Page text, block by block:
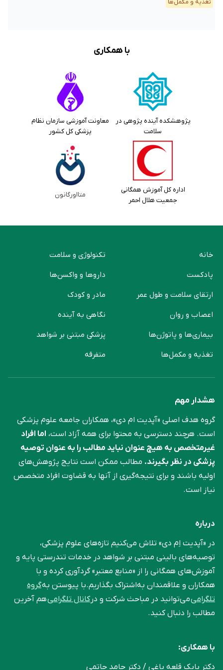
تغذیه و مکمل‌ها
با همکاری
پژوهشکده آینده پژوهی در
سلامت
معاونت آموزشی سازمان نظام
پزشکی کل کشور
اداره کل آموزش همگانی
جمعیت هلال احمر
متااورگانون
خانه
پادکست
ارتقای سلامت و طول عمر
اعصاب و روان
بیماری‌ها و پاتوژن‌ها
تغذیه و مکمل‌ها
تکنولوژی و سلامت
دارو‌ها و واکسن‌ها
مادر و کودک
نگاهی به آینده
پزشکی مبتنی بر شواهد
متفرقه
هشدار مهم
گروه هدف اصلی «آپدیت ام دی»، همکاران جامعه علوم ‌پزشکی
است. هرچند دسترسی به محتوا برای همه آزاد است، اما افراد
غیرمتخصص به هیچ عنوان نباید مطالب را به عنوان توصیه
پزشکی در نظر بگیرند. مطالب ممکن است نتایج پژوهش‌های
اولیه باشند و برای نتیجه‌گیری از آنها به قضاوت افراد متخصص
نیاز است.
درباره
در «آپدیت اِم دی» تلاش می‌کنیم تازه‌های علوم پزشکی،
توصیه‌های بالینی مبتنی بر شواهد در خدمات تندرستی پایه و
آموزش‌های همگانی را از «منابع معتبر» گردآوری کرده و با
همکاران و علاقمندان به‌اشتراک بگذاریم.با پیوستن بهگروه
تلگرامیمی‌توانید در مباحث شرکت و درکانال تلگرامیهم آخرین
مطالب را دنبال کنید.
با همکاری:
دکتر بابک قلعه‌ باغی / دکتر حامد حاتمی